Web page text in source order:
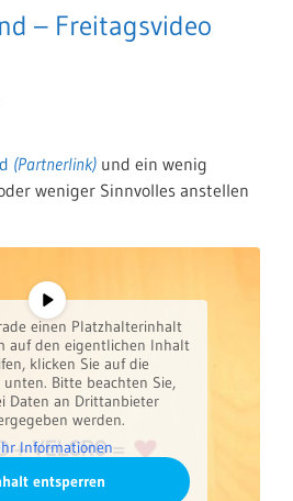
– Freitagsvideo
und ein wenig
weniger Sinnvolles anstellen
einen Platzhalterinhalt
auf den eigentlichen Inhalt
klicken Sie auf die
unten. Bitte beachten Sie,
Daten an Drittanbieter
werden.
Informationen
entsperren